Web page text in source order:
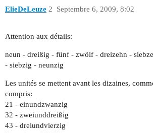
ElieDeLeuze Septembre 6, 2009, 8:02
2
Attention aux détails:
neun - dreißig - fünf - zwölf - dreizehn -
- siebzig - neunzig
Les unités se mettent avant les dizaines,
compris:
21 - einundzwanzig
32 - zweiunddreißig
43 - dreiundvierzig